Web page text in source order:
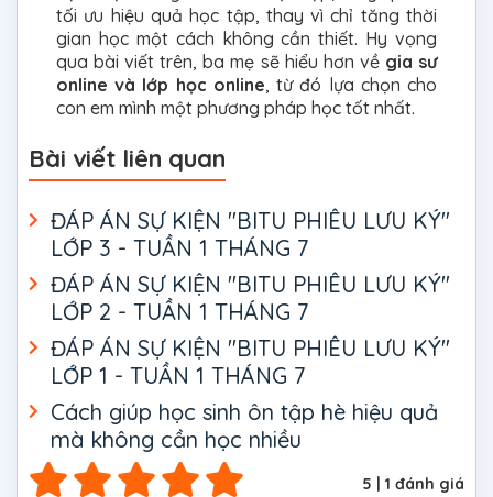
tối ưu hiệu quả học tập, thay vì chỉ tăng thời
gian học một cách không cần thiết. Hy vọng
qua bài viết trên, ba mẹ sẽ hiểu hơn về gia sư
online và lớp học online, từ đó lựa chọn cho
con em mình một phương pháp học tốt nhất.
Bài viết liên quan
ĐÁP ÁN SỰ KIỆN "BITU PHIÊU LƯU KÝ"
LỚP 3 - TUẦN 1 THÁNG 7
ĐÁP ÁN SỰ KIỆN "BITU PHIÊU LƯU KÝ"
LỚP 2 - TUẦN 1 THÁNG 7
ĐÁP ÁN SỰ KIỆN "BITU PHIÊU LƯU KÝ"
LỚP 1 - TUẦN 1 THÁNG 7
Cách giúp học sinh ôn tập hè hiệu quả
mà không cần học nhiều
5 | 1 đánh giá